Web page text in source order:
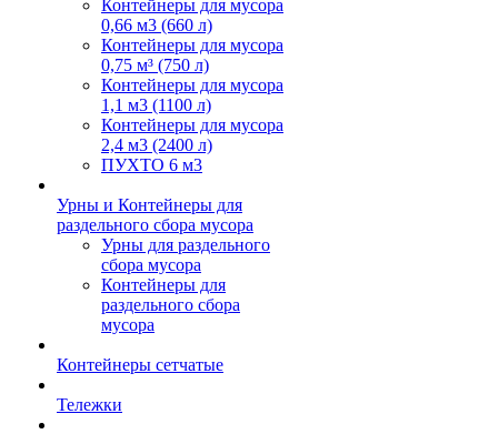
Контейнеры для мусора
0,66 м3 (660 л)
Контейнеры для мусора
0,75 м³ (750 л)
Контейнеры для мусора
1,1 м3 (1100 л)
Контейнеры для мусора
2,4 м3 (2400 л)
ПУХТО 6 м3
Урны и Контейнеры для
раздельного сбора мусора
Урны для раздельного
сбора мусора
Контейнеры для
раздельного сбора
мусора
Контейнеры сетчатые
Тележки